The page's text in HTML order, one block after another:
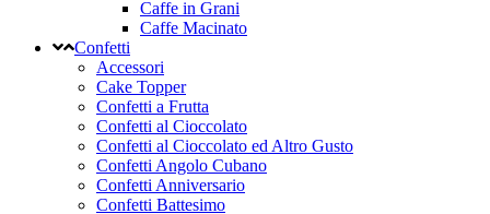
Caffe in Grani
Caffe Macinato
Confetti
Accessori
Cake Topper
Confetti a Frutta
Confetti al Cioccolato
Confetti al Cioccolato ed Altro Gusto
Confetti Angolo Cubano
Confetti Anniversario
Confetti Battesimo